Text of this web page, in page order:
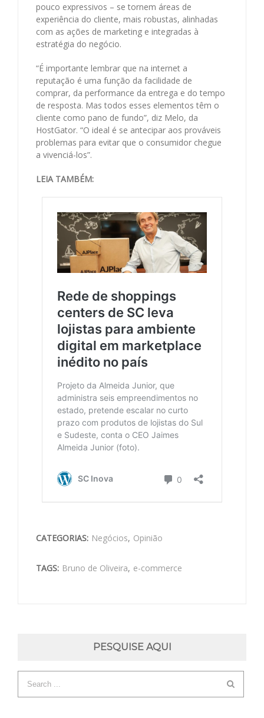
pouco expressivos – se tornem áreas de
experiência do cliente, mais robustas, alinhadas
com as ações de marketing e integradas à
estratégia do negócio.
“É importante lembrar que na internet a
reputação é uma função da facilidade de
comprar, da performance da entrega e do tempo
de resposta. Mas todos esses elementos têm o
cliente como pano de fundo”, diz Melo, da
HostGator. “O ideal é se antecipar aos prováveis
problemas para evitar que o consumidor chegue
a vivenciá-los”.
LEIA TAMBÉM:
CATEGORIAS: Negócios, Opinião
TAGS: Bruno de Oliveira, e-commerce
PESQUISE AQUI